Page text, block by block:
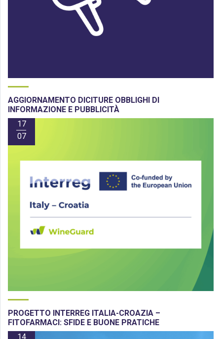
AGGIORNAMENTO DICITURE OBBLIGHI DI
INFORMAZIONE E PUBBLICITÀ
17
07
PROGETTO INTERREG ITALIA-CROAZIA –
FITOFARMACI: SFIDE E BUONE PRATICHE
14